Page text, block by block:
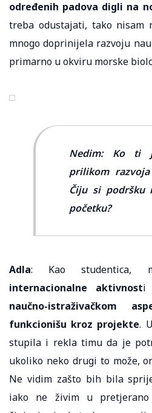
određenih padova digli na
treba odustajati, tako
mnogo doprinijela razvoju
primarno u okviru morske
Nedim: Ko ti
prilikom
Čiju si podršku
početku?
Adla: Kao studentica,
internacionalne aktivnosti
naučno-istraživačkom
funkcionišu kroz projekte.
stupila i rekla timu da je
ukoliko neko drugi to može,
Ne vidim zašto bih bila
iako ne živim u pretjerano